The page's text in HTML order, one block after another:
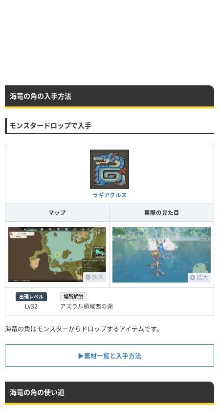
海竜の角の入手方法
モンスタードロップで入手
ラギアクルス
マップ 実際の見た目
拡大 拡大
出現レベル
Lv32
場所解説
アズラル領域西の湖
海竜の角はモンスターからドロップするアイテムです。
▶︎素材一覧と入手方法
海竜の角の使い道